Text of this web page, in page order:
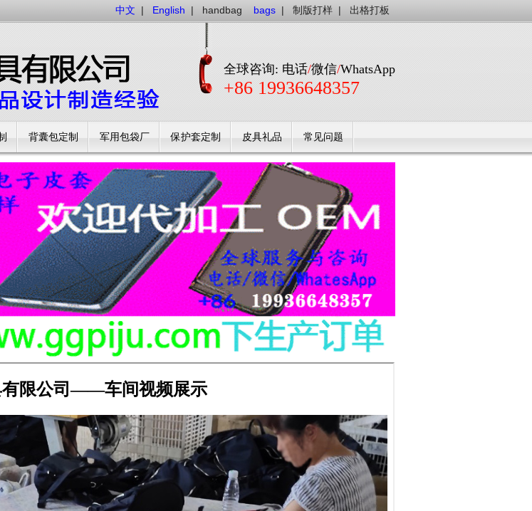
中文 | English | handbag bags | 制版打样 | 出格打板
全球咨询: 电话/微信/WhatsApp
+86 19936648357
背囊包定制 军用包袋厂 保护套定制 皮具礼品 常见问题